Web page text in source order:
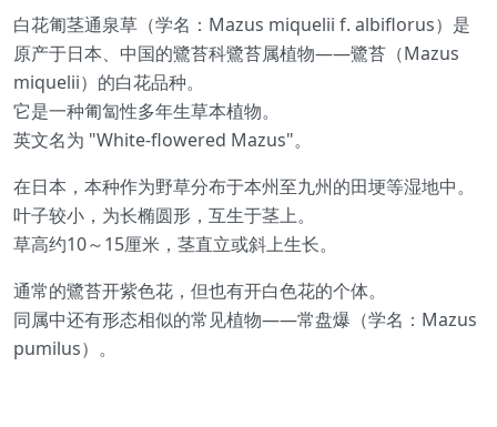
白花匍茎通泉草（学名：Mazus miquelii f. albiflorus）是
原产于日本、中国的鷺苔科鷺苔属植物——鷺苔（Mazus
miquelii）的白花品种。
它是一种匍匐性多年生草本植物。
英文名为 "White-flowered Mazus"。
在日本，本种作为野草分布于本州至九州的田埂等湿地中。
叶子较小，为长椭圆形，互生于茎上。
草高约10～15厘米，茎直立或斜上生长。
通常的鷺苔开紫色花，但也有开白色花的个体。
同属中还有形态相似的常见植物——常盘爆（学名：Mazus
pumilus）。